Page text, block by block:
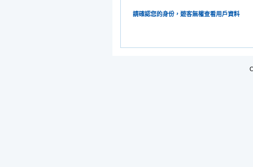
請確認您的身份，遊客無權查看用戶資料